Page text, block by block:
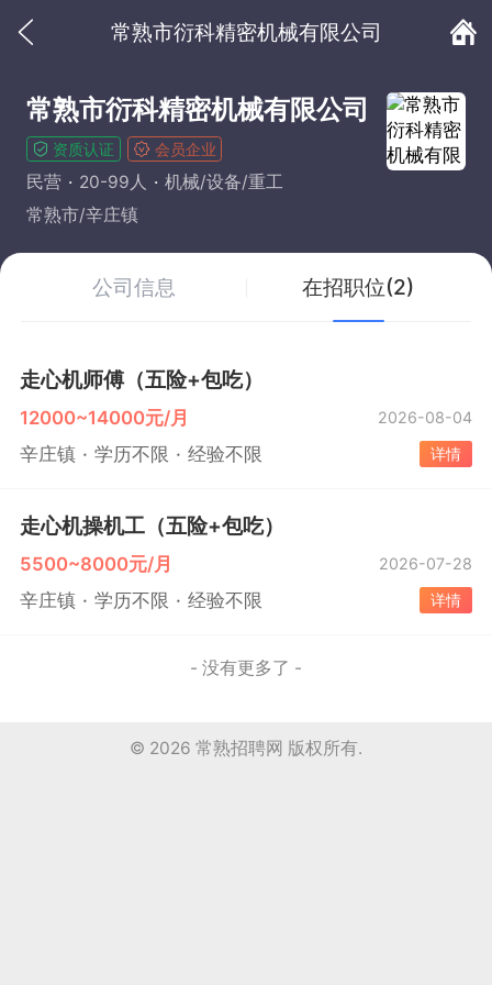
常熟市衍科精密机械有限公司
常熟市衍科精密机械有限公司
资质认证 会员企业
民营 20-99人
机械/设备/重工
常熟市/辛庄镇
公司信息 在招职位(2)
走心机师傅（五险+包吃）
12000~14000元/月 2026-08-04
辛庄镇 学历不限 经验不限 详情
走心机操机工（五险+包吃）
5500~8000元/月 2026-07-28
辛庄镇 学历不限 经验不限 详情
- 没有更多了 -
© 2026 常熟招聘网 版权所有.